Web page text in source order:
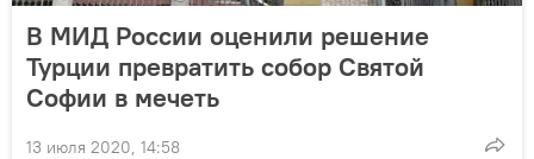
В МИД России оценили решение
Турции превратить собор Святой
Софии в мечеть
13 июля 2020, 14:58